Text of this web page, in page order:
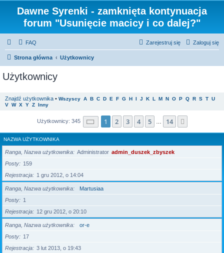
Dawne Syrenki - zamknięta kontynuacja
forum "Usunięcie macicy i co dalej?"
FAQ Zaloguj się
Zarejestruj się
Strona główna Użytkownicy
Użytkownicy
Znajdź użytkownika • Wszyscy A B C D E F G H I J K L M N O P Q R S T U
V W X Y Z Inny
Użytkownicy: 345 Strona1 z14
1 2 3 4 5 14
NAZWA UŻYTKOWNIKA
Ranga, Nazwa użytkownika Administrator admin_duszek_zbyszek
Posty
159
Rejestracja
1 gru 2012, o 14:04
Ranga, Nazwa użytkownika
Martusiaa
Posty
1
Rejestracja
12 gru 2012, o 20:10
Ranga, Nazwa użytkownika
or-e
Posty
17
Rejestracja
3 lut 2013, o 19:43